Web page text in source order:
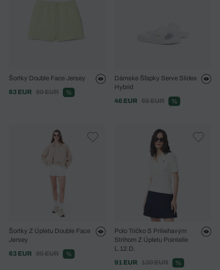
Šortky Double Face Jersey
63 EUR
90 EUR %
Dámske Šľapky Serve Slides
Hybrid
46 EUR
65 EUR %
Šortky Z Úpletu Double Face
Jersey
63 EUR
90 EUR %
Polo Tričko S Priliehavým
Strihom Z Úpletu Pointelle
L.12.D.
91 EUR
130 EUR %